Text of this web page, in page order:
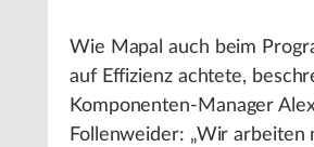
Wie Mapal auch beim
auf Effizienz achtete,
Komponenten-Manager
Follenweider: „Wir arbeiten